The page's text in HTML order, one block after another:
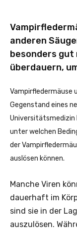
anderen
besonders gut
überdauern,
Vampirfledermäuse
Gegenstand eines
Universitätsmedizin
unter welchen
der
auslösen können.
Manche Viren
dauerhaft im
sind sie in der
auszulösen.